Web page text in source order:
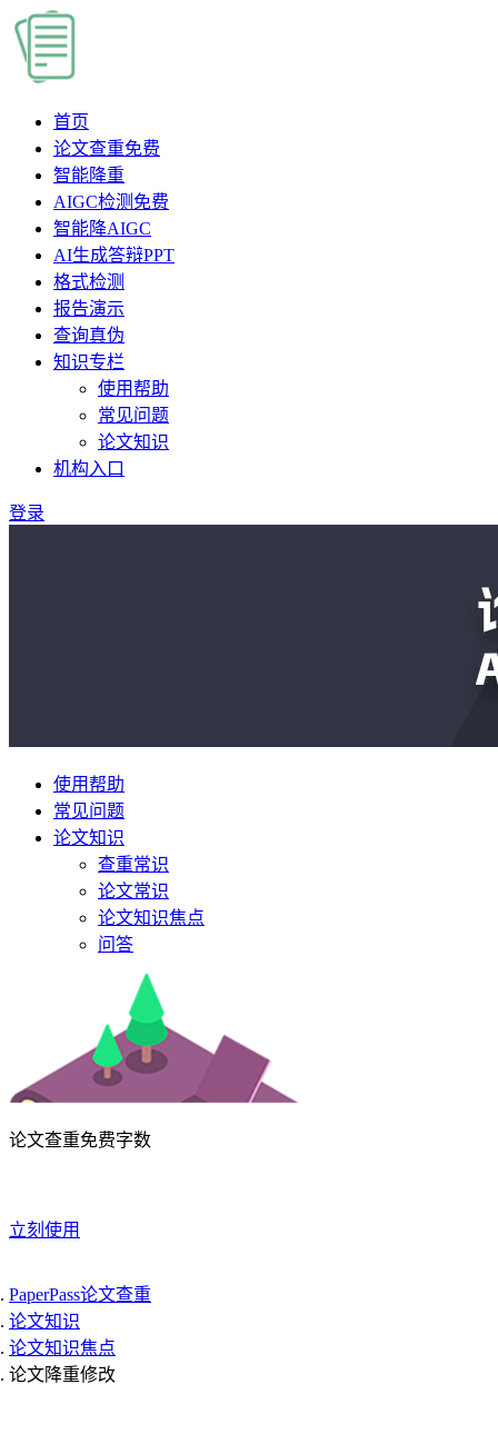
首页
论文查重免费
智能降重
AIGC检测 免费
智能降AIGC
AI生成答辩PPT
格式检测
报告演示
查询真伪
知识专栏
使用帮助
常见问题
论文知识
机构入口
登录
使用帮助
常见问题
论文知识
查重常识
论文常识
论文知识焦点
问答
论文查重免费字数
立刻使用
PaperPass论文查重
论文知识
论文知识焦点
论文降重修改